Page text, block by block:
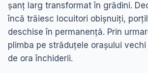
șanț larg transformat în grădini.
încă trăiesc locuitori obișnuiți,
deschise în permanență. Prin
plimba pe străduțele orașului
de ora închiderii.